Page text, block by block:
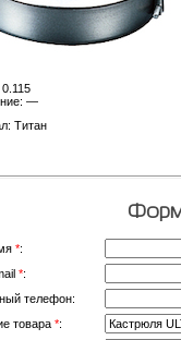
—
Титан
*:
*:
телефон:
товара *: